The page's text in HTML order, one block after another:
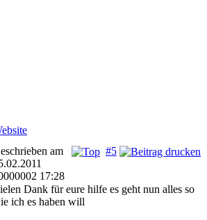
#5
am
17:28
Dank für eure hilfe es geht nun alles so
ich es haben will